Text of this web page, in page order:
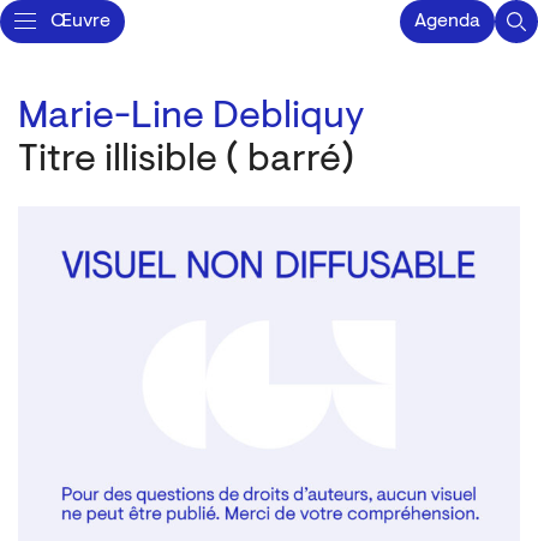
Œuvre Agenda
Marie-Line Debliquy
Titre illisible ( barré)